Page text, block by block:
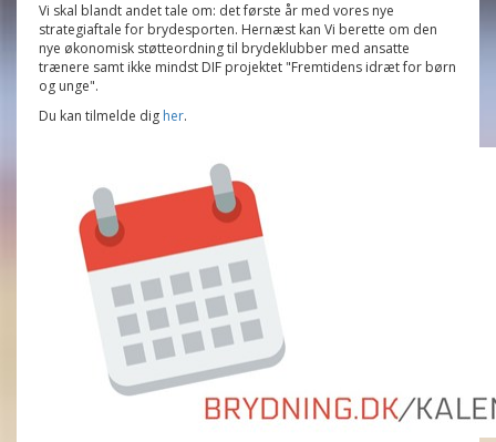
Vi skal blandt andet tale om: det første år med vores nye
strategiaftale for brydesporten. Hernæst kan Vi berette om den
nye økonomisk støtteordning til brydeklubber med ansatte
trænere samt ikke mindst DIF projektet "Fremtidens idræt for børn
og unge".
Du kan tilmelde dig her.